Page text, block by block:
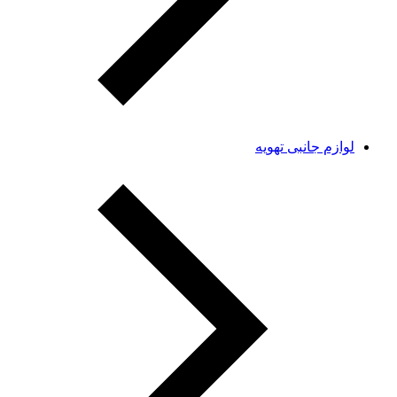
لوازم جانبی تهویه